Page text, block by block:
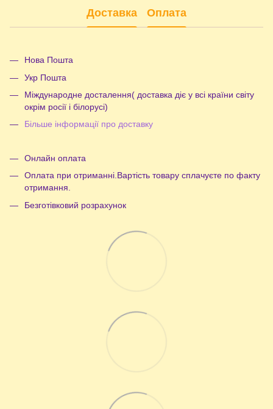
Доставка Оплата
Нова Пошта
Укр Пошта
Міждународне досталення( доставка діє у всі країни світу
окрім росії і білорусі)
Більше інформації про доставку
Онлайн оплата
Оплата при отриманні.Вартість товару сплачуєте по факту
отримання.
Безготівковий розрахунок